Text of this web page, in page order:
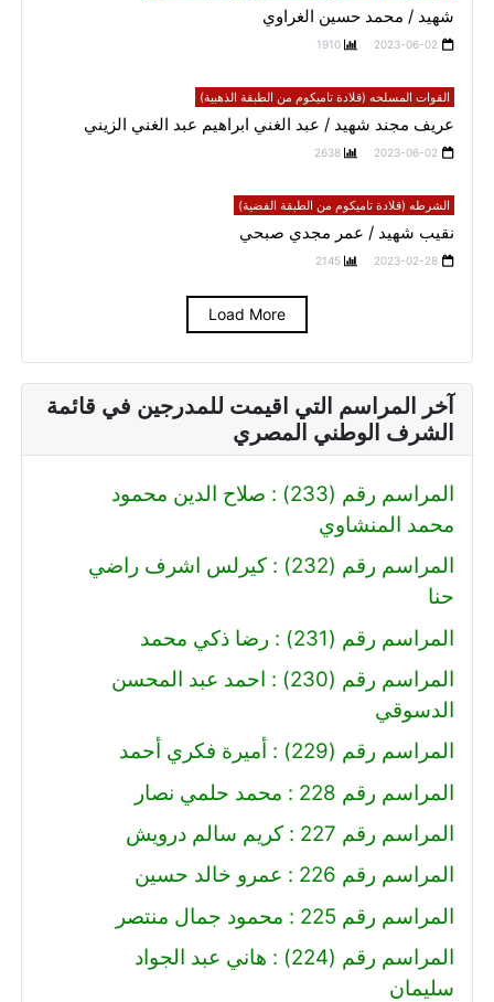
شهيد / محمد حسين الغراوي
2023-06-02
1910
القوات المسلحه (قلادة تاميكوم من الطبقة الذهبية)
عريف مجند شهيد / عبد الغني ابراهيم عبد الغني الزيني
2023-06-02
2638
الشرطه (قلادة تاميكوم من الطبقة الفضية)
نقيب شهيد / عمر مجدي صبحي
2023-02-28
2145
Load More
آخر المراسم التي اقيمت للمدرجين في قائمة
الشرف الوطني المصري
المراسم رقم (233) : صلاح الدين محمود
محمد المنشاوي
المراسم رقم (232) : كيرلس اشرف راضي
حنا
المراسم رقم (231) : رضا ذكي محمد
المراسم رقم (230) : احمد عبد المحسن
الدسوقي
المراسم رقم (229) : أميرة فكري أحمد
المراسم رقم 228 : محمد حلمي نصار
المراسم رقم 227 : كريم سالم درويش
المراسم رقم 226 : عمرو خالد حسين
المراسم رقم 225 : محمود جمال منتصر
المراسم رقم (224) : هاني عبد الجواد
سليمان